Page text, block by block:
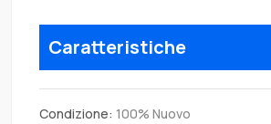
Caratteristiche
Condizione: 100% Nuovo